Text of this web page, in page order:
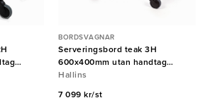
BORDSVAGNAR
Serveringsbord teak 3H
600x400mm utan handtag
Hallins
Hallins
7 099 kr/st